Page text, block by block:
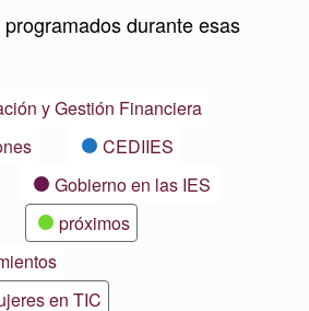
durante esas
y Gestión Financiera
CEDIIES
Gobierno en las IES
próximos
en TIC